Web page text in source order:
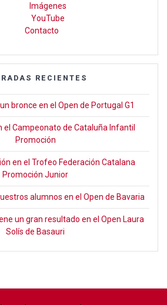
Imágenes
YouTube
Contacto
RECIENTES
bronce en el Open de Portugal G1
el Campeonato de Cataluña Infantil
Promoción
en el Trofeo Federación Catalana
Promoción Junior
alumnos en el Open de Bavaria
un gran resultado en el Open Laura
Solís de Basauri